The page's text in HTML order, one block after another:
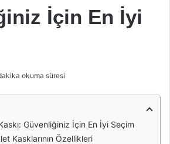
İçin En İyi
okuma süresi
Güvenliğiniz İçin En İyi Seçim
Kasklarının Özellikleri